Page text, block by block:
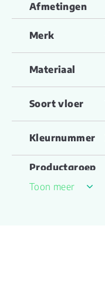
Afmetingen
Merk
Materiaal
Soort vloer
Kleurnummer
Productgroep
naam
Toon meer